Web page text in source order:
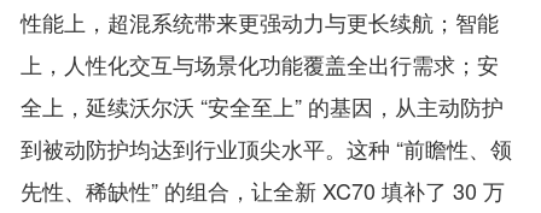
性能上，超混系统带来更强动力与更长续航；智能
上，人性化交互与场景化功能覆盖全出行需求；安
全上，延续沃尔沃 “安全至上” 的基因，从主动防护
到被动防护均达到行业顶尖水平。这种 “前瞻性、领
先性、稀缺性” 的组合，让全新 XC70 填补了 30 万